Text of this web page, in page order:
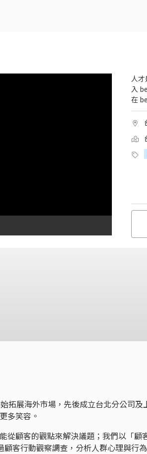
人
入
在
拓展海外市場，先後成立台北分公司及
多笑容。
從顧客的觀點來解決議題；我們以「顧
客行動觀察調查，分析人群心理與行為